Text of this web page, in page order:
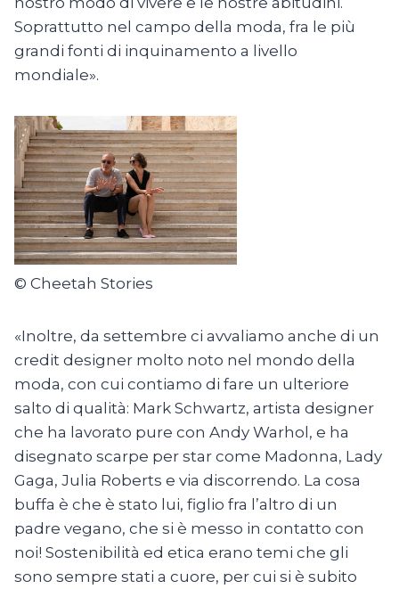
Soprattutto nel campo della moda, fra le più
grandi fonti di inquinamento a livello
mondiale».
© Cheetah Stories
«Inoltre, da settembre ci avvaliamo anche di un
credit designer molto noto nel mondo della
moda, con cui contiamo di fare un ulteriore
salto di qualità: Mark Schwartz, artista designer
che ha lavorato pure con Andy Warhol, e ha
disegnato scarpe per star come Madonna, Lady
Gaga, Julia Roberts e via discorrendo. La cosa
buffa è che è stato lui, figlio fra l’altro di un
padre vegano, che si è messo in contatto con
noi! Sostenibilità ed etica erano temi che gli
sono sempre stati a cuore, per cui si è subito